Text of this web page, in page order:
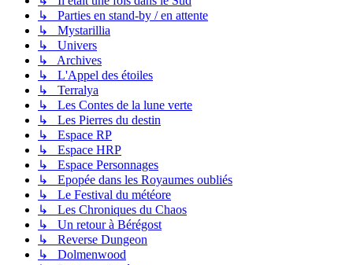
↳ Parties en stand-by / en attente
↳ Mystarillia
↳ Univers
↳ Archives
↳ L'Appel des étoiles
↳ Terralya
↳ Les Contes de la lune verte
↳ Les Pierres du destin
↳ Espace RP
↳ Espace HRP
↳ Espace Personnages
↳ Epopée dans les Royaumes oubliés
↳ Le Festival du météore
↳ Les Chroniques du Chaos
↳ Un retour à Bérégost
↳ Reverse Dungeon
↳ Dolmenwood